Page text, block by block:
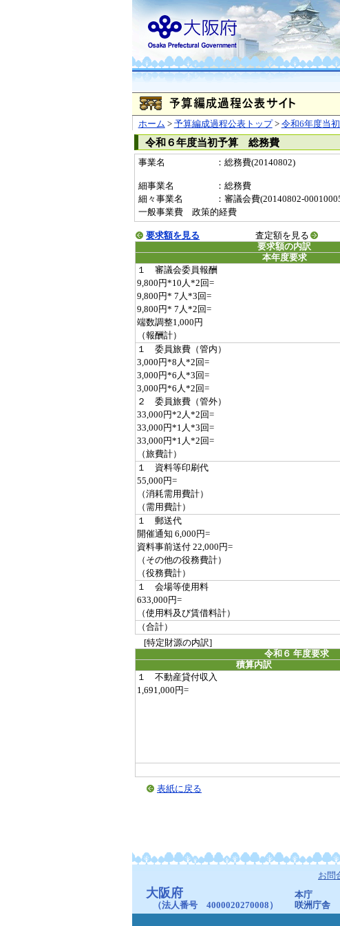
ホーム > 予算編成過程公表トップ> 令和6年度当
令和６年度当初予算 総務費
事業名 ：総務費(20140802)
細事業名
：総務費
細々事業名
：審議会費(20140802-
一般事業費 政策的経費
要求額を見る 査定額を見る
要求額の内訳
本年度要求
１ 審議会委員報酬
9,800円*10人*2回=
9,800円* 7人*3回=
9,800円* 7人*2回=
端数調整1,000円
（報酬計）
１ 委員旅費（管内）
3,000円*8人*2回=
3,000円*6人*3回=
3,000円*6人*2回=
２ 委員旅費（管外）
33,000円*2人*2回=
33,000円*1人*3回=
33,000円*1人*2回=
（旅費計）
１ 資料等印刷代
55,000円=
（消耗需用費計）
（需用費計）
１ 郵送代
開催通知 6,000円=
資料事前送付 22,000円=
（その他の役務費計）
（役務費計）
１ 会場等使用料
633,000円=
（使用料及び賃借料計）
（合計）
[特定財源の内訳]
令和６ 年度要求
積算内訳
１ 不動産貸付収入
1,691,000円=
表紙に戻る
お問
大阪府
（法人番号 4000020270008）
本庁
咲洲庁舎